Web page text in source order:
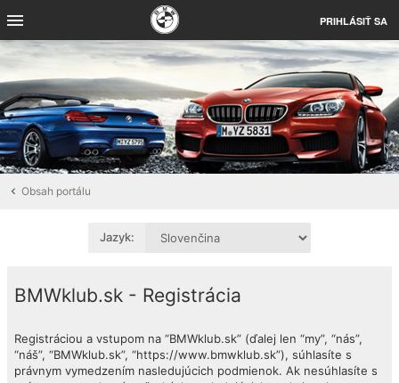
PRIHLÁSIŤ SA
Obsah portálu
Jazyk:
BMWklub.sk - Registrácia
Registráciou a vstupom na “BMWklub.sk” (ďalej len “my”, “nás”,
“náš”, “BMWklub.sk”, “https://www.bmwklub.sk”), súhlasíte s
právnym vymedzením nasledujúcich podmienok. Ak nesúhlasíte s